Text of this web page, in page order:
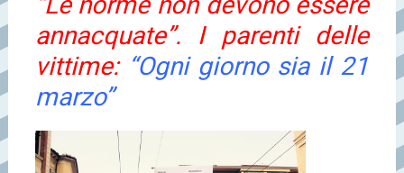
annacquate”. I parenti delle
vittime: “Ogni giorno sia il 21
marzo”